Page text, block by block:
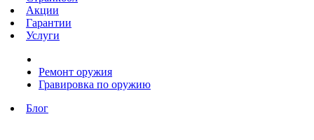
Акции
Гарантии
Услуги
Ремонт оружия
Гравировка по оружию
Блог